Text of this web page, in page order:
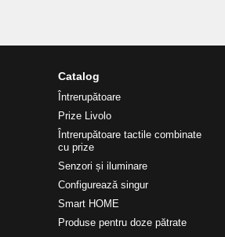
Catalog
Întrerupătoare
Prize Livolo
Întrerupătoare tactile combinate
cu prize
Senzori și iluminare
Configurează singur
Smart HOME
Produse pentru doze pătrate